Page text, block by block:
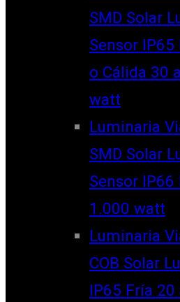
SMD Solar
Sensor IP65
o Cálida 30
watt
Luminaria
SMD Solar
Sensor IP66
1.000 watt
Luminaria
COB Solar
IP65 Fría 20